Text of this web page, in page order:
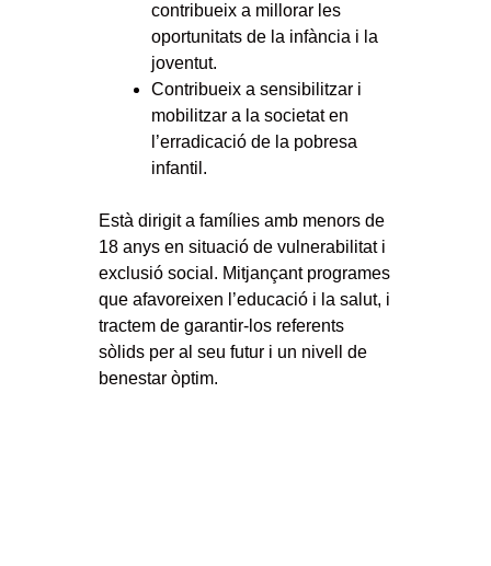
contribueix a millorar les
oportunitats de la infància i la
joventut.
Contribueix a sensibilitzar i
mobilitzar a la societat en
l’erradicació de la pobresa
infantil.
Està dirigit a famílies amb menors de
18 anys en situació de vulnerabilitat i
exclusió social. Mitjançant programes
que afavoreixen l’educació i la salut, i
tractem de garantir-los referents
sòlids per al seu futur i un nivell de
benestar òptim.